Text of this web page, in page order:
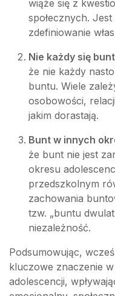
wiąże się z
społecznych.
zdefiniowanie
Nie każdy się
że nie każdy
buntu. Wiele
osobowości,
jakim dorastają.
Bunt w innych
że bunt nie jest
okresu
przedszkolnym
zachowania
tzw. „buntu
niezależność.
Podsumowując,
kluczowe znaczenie
adolescencji,